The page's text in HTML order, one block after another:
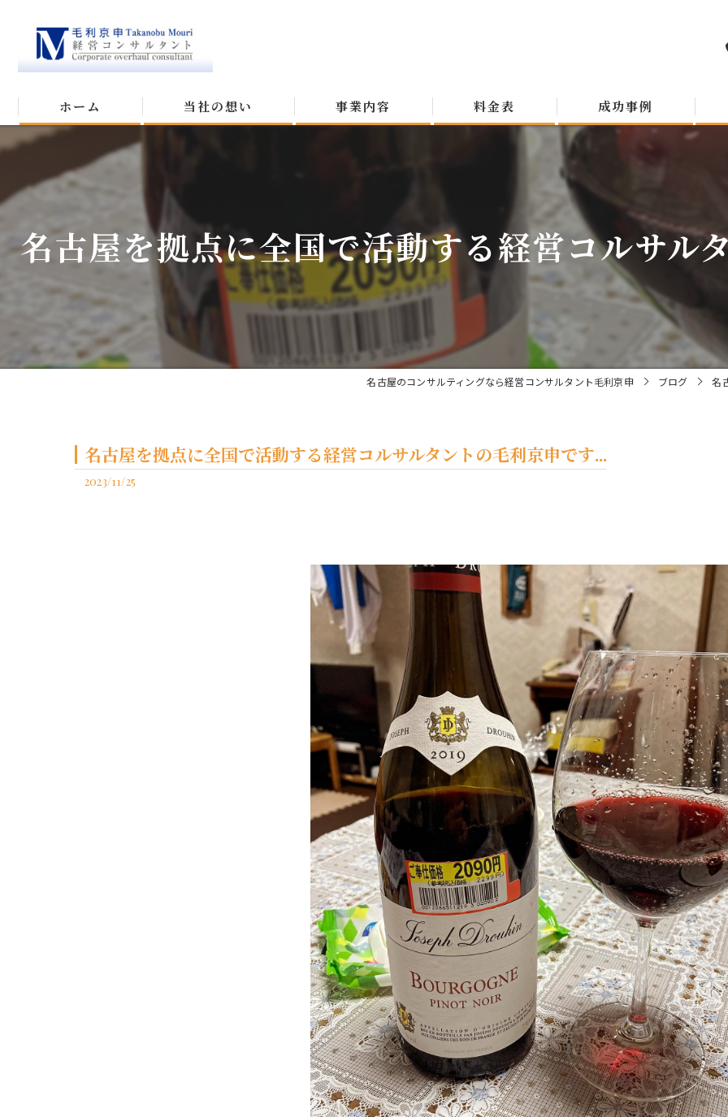
ホーム 当社の想い 事業内容 料金表 成功事例
名古屋を拠点に全国で活動する経営コルサル
名古屋のコンサルティングなら経営コンサルタント毛利京申 ブログ 名
名古屋を拠点に全国で活動する経営コルサルタントの毛利京申です...
2023/11/25